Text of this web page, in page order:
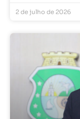
2 de julho de 2026